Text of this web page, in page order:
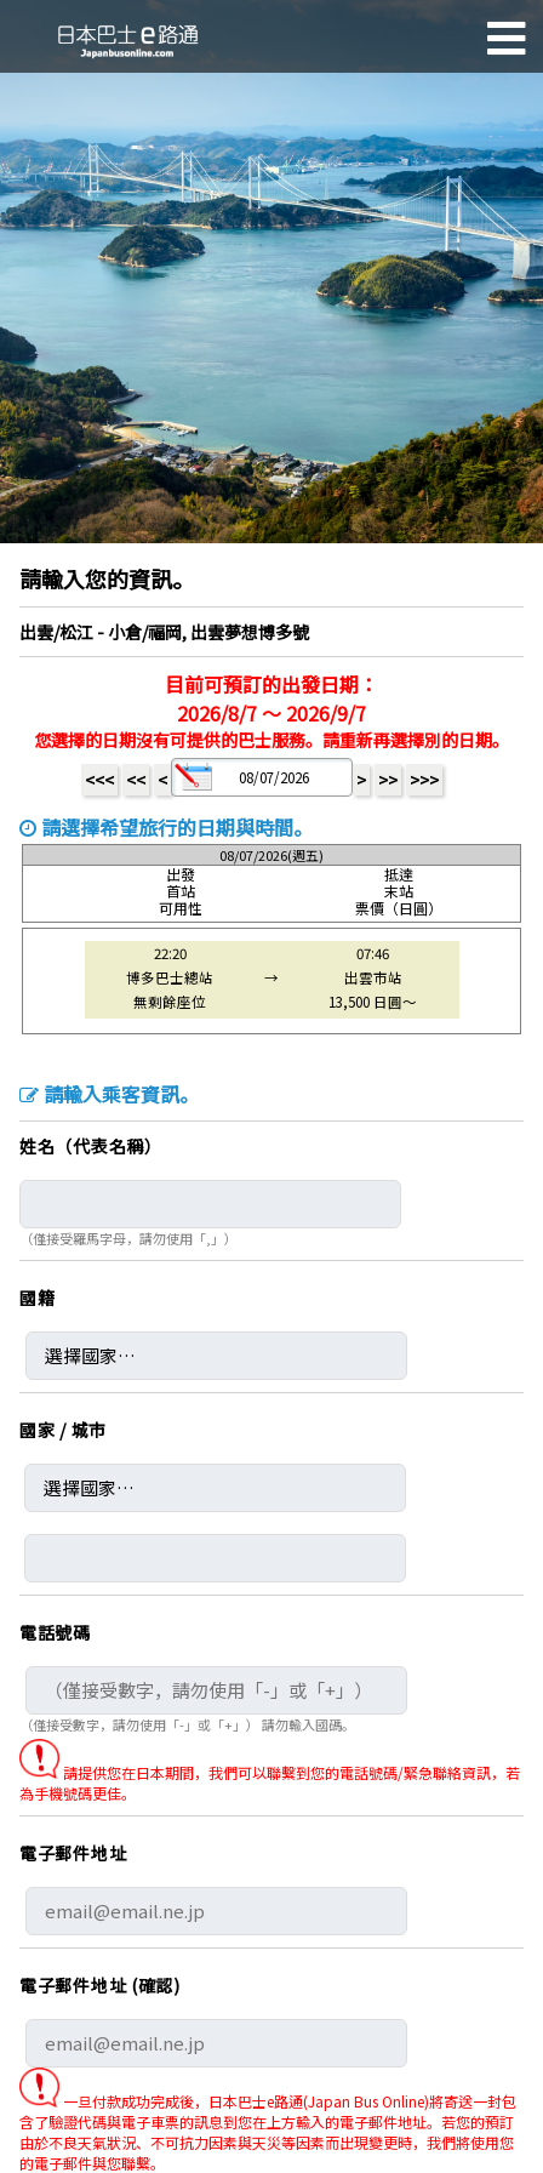
請輸入您的資訊。
出雲/松江 - 小倉/福岡, 出雲夢想博多號
目前可預訂的出發日期：
2026/8/7 ～ 2026/9/7
您選擇的日期沒有可提供的巴士服務。請重新再選擇別的日期。
<<< << < > >> >>>
請選擇希望旅行的日期與時間。
08/07/2026(週五)
出發
抵達
首站
末站
可用性
票價（日圓）
22:20
07:46
博多巴士總站
→
出雲市站
無剩餘座位
13,500 日圓～
請輸入乘客資訊。
姓名（代表名稱）
（僅接受羅馬字母，請勿使用「,」）
國籍
國家 / 城市
電話號碼
（僅接受數字，請勿使用「-」或「+」） 請勿輸入國碼。
請提供您在日本期間，我們可以聯繫到您的電話號碼/緊急聯絡資訊，若
為手機號碼更佳。
電子郵件地址
電子郵件地址 (確認)
一旦付款成功完成後，日本巴士e路通(Japan Bus Online)將寄送一封包
含了驗證代碼與電子車票的訊息到您在上方輸入的電子郵件地址。若您的預訂
由於不良天氣狀況、不可抗力因素與天災等因素而出現變更時，我們將使用您
的電子郵件與您聯繫。